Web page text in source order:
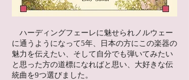
ハーディングフェーレに魅せられノルウェー
に通うようになって5年、日本の方にこの楽器の
魅力を伝えたい、そして自分でも弾いてみたい
と思った方の道標になればと思い、大好きな伝
統曲を9つ選びました。